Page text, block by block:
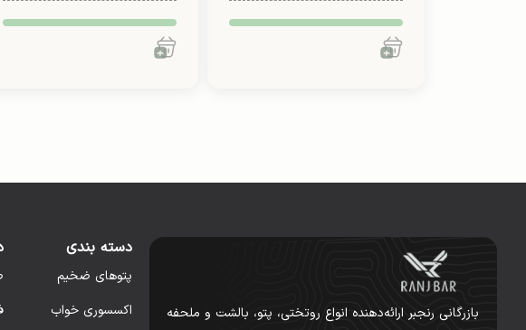
بازرگانی رنجبر ارائه‌دهنده انواع روتختی، پتو، بالشت و ملحفه
دسته بندی
پتوهای ضخیم
اکسسوری خواب